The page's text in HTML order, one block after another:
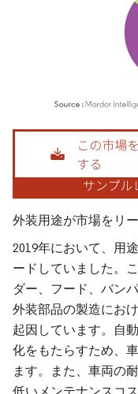
画像 © Mordor Intelligence
外装用途が市場をリ
2019年において、用
ードしていました。
ダー、フード、バン
外装部品の製造にお
起因しています。自
化をもたらすため、
ます。また、車両の